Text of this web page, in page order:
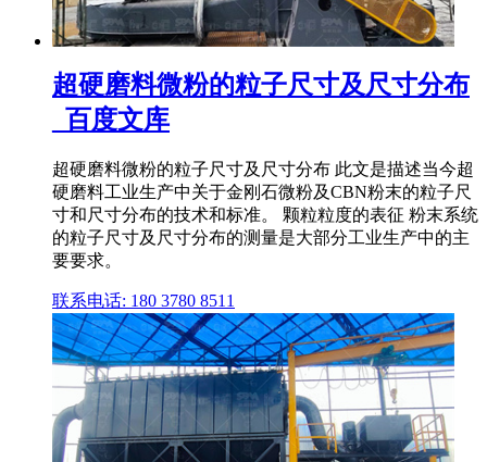
超硬磨料微粉的粒子尺寸及尺寸分布
_百度文库
超硬磨料微粉的粒子尺寸及尺寸分布 此文是描述当今超
硬磨料工业生产中关于金刚石微粉及CBN粉末的粒子尺
寸和尺寸分布的技术和标准。 颗粒粒度的表征 粉末系统
的粒子尺寸及尺寸分布的测量是大部分工业生产中的主
要要求。
联系电话: 180 3780 8511